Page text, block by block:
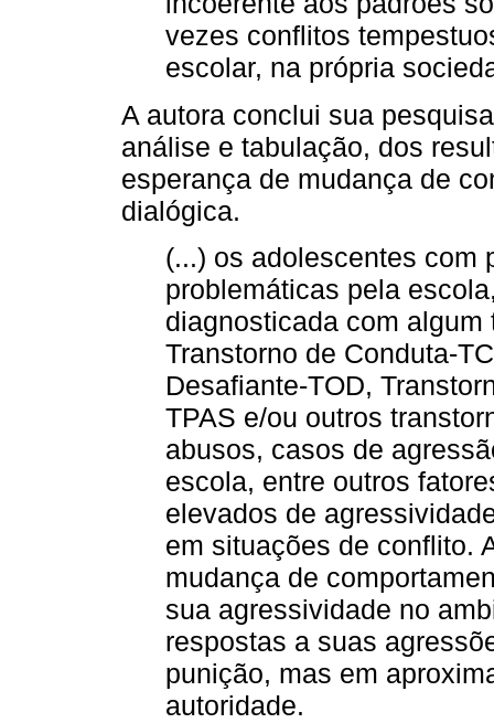
vezes conflitos
escolar, na própria
A autora conclui sua
análise e tabulação, dos
esperança de mudança de
dialógica.
(...) os adolescentes com
problemáticas pela
diagnosticada com
Transtorno de Conduta-
Desafiante-TOD,
TPAS e/ou outros
abusos, casos de
escola, entre outros
elevados de
em situações de conflito.
mudança de
sua agressividade no
respostas a suas
punição, mas em
autoridade.